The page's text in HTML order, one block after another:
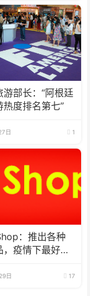
游部长：“阿根廷
热度排名第七”
日 1
：推出各种
，疫情下最好的
日 17